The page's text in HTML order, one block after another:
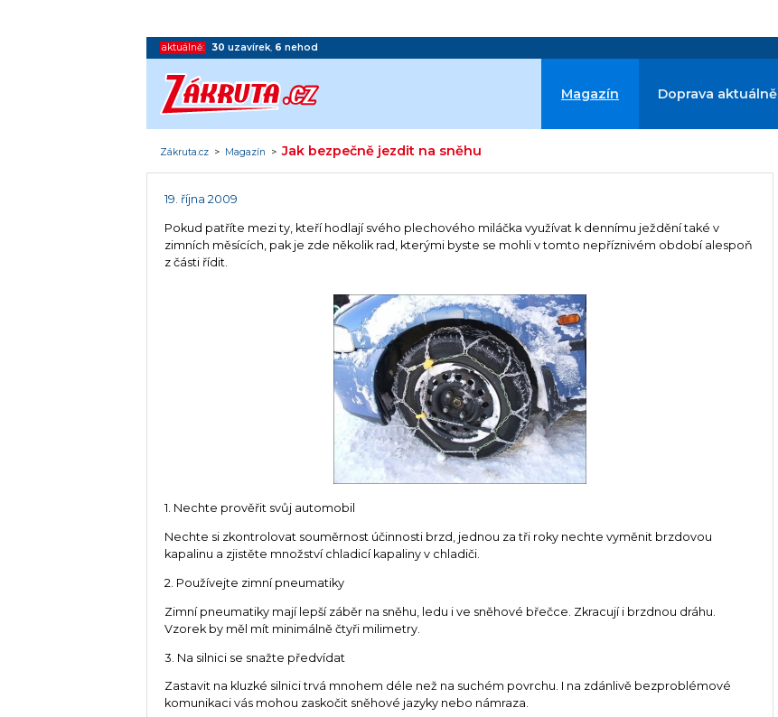
aktuálně: 30 uzavírek, 6 nehod
Magazín Doprava aktuálně
Zákruta.cz > Magazín >Jak bezpečně jezdit na sněhu
19. října 2009
Pokud patříte mezi ty, kteří hodlají svého plechového miláčka využívat k dennímu ježdění také v
zimních měsících, pak je zde několik rad, kterými byste se mohli v tomto nepříznivém období alespoň
z části řídit.
1. Nechte prověřit svůj automobil
Nechte si zkontrolovat souměrnost účinnosti brzd, jednou za tři roky nechte vyměnit brzdovou
kapalinu a zjistěte množství chladicí kapaliny v chladiči.
2. Používejte zimní pneumatiky
Zimní pneumatiky mají lepší záběr na sněhu, ledu i ve sněhové břečce. Zkracují i brzdnou dráhu.
Vzorek by měl mít minimálně čtyři milimetry.
3. Na silnici se snažte předvídat
Zastavit na kluzké silnici trvá mnohem déle než na suchém povrchu. I na zdánlivě bezproblémové
komunikaci vás mohou zaskočit sněhové jazyky nebo námraza.